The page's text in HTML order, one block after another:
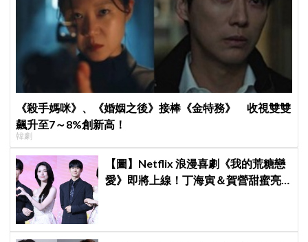
《殺手媽咪》、《婚姻之後》接棒《金特務》 收視雙雙
飆升至7～8%創新高！
韓劇
【圖】Netflix 浪漫喜劇《我的荒糖戀
愛》即將上線！丁海寅＆賀營甜蜜亮